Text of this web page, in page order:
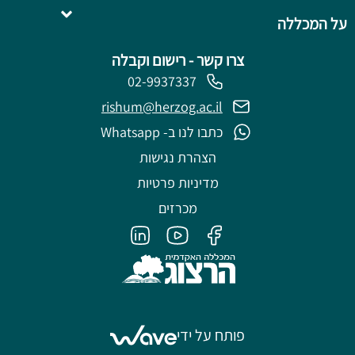
צרו קשר - רישום וקבלה
02-9937337
rishum@herzog.ac.il
כתבו לנו ב- Whatsapp
הצהרת נגישות
מדיניות פרטיות
מכרזים
על המכללה
פותח על ידי